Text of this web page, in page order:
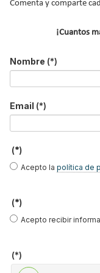
s
.
MÁS
Comenta y comparte
¡Cuantos
Nombre (*)
Email (*)
(*)
Acepto la política de
(*)
Acepto recibir
(*)